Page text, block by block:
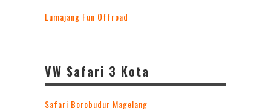
Lumajang Fun Offroad
VW Safari 3 Kota
Safari Borobudur Magelang